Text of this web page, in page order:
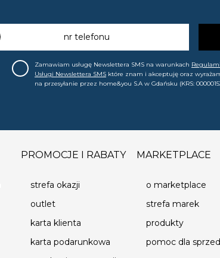
nr telefonu
Zamawiam usługę Newslettera SMS na warunkach
Usługi Newslettera SMS które znam i akceptuję oraz
na przesyłanie przez home&you S.A w Gdańsku (KRS:
promocjach, wyprzedażach). Wiem, że mogę tę zgodę w
PROMOCJE I RABATY
strefa okazji
outlet
karta klienta
karta podarunkowa
MARKETPLACE
o marketplace
strefa marek
produkty
pomoc dla